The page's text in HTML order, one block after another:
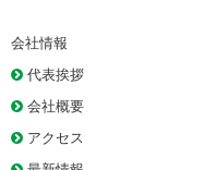
会社情報
代表挨拶
会社概要
アクセス